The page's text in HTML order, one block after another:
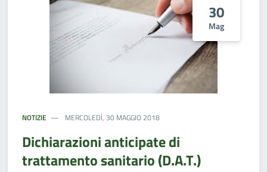
30
Mag
NOTIZIE MERCOLEDÌ, 30 MAGGIO 2018
Dichiarazioni anticipate di
trattamento sanitario (D.A.T.)